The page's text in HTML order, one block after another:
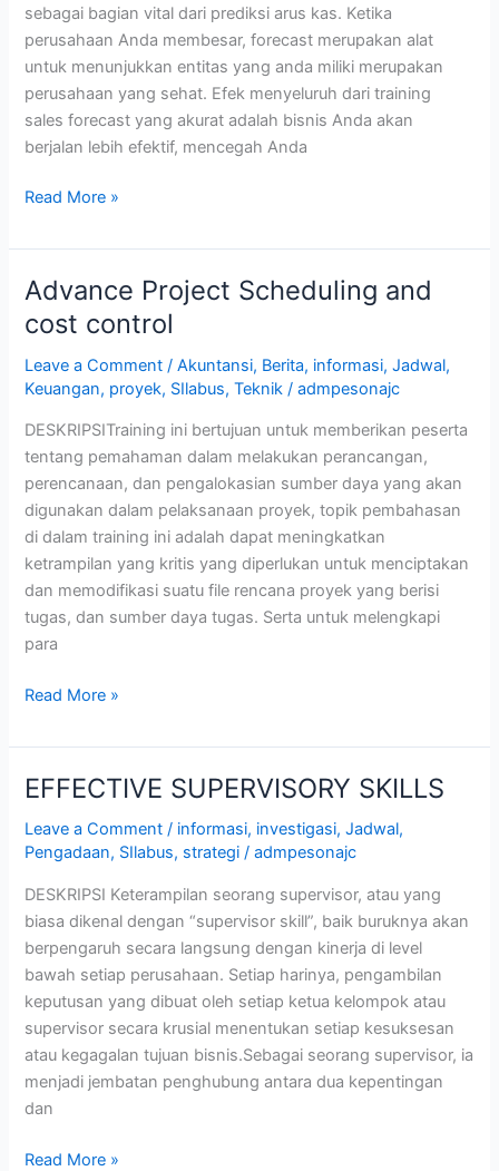
sebagai bagian vital dari prediksi arus kas. Ketika
perusahaan Anda membesar, forecast merupakan alat
untuk menunjukkan entitas yang anda miliki merupakan
perusahaan yang sehat. Efek menyeluruh dari training
sales forecast yang akurat adalah bisnis Anda akan
berjalan lebih efektif, mencegah Anda
Read More »
Advance Project Scheduling and
cost control
Leave a Comment /Akuntansi, Berita, informasi,Jadwal,
Keuangan, proyek, SIlabus,Teknik /admpesonajc
DESKRIPSITraining ini bertujuan untuk memberikan peserta
tentang pemahaman dalam melakukan perancangan,
perencanaan, dan pengalokasian sumber daya yang akan
digunakan dalam pelaksanaan proyek, topik pembahasan
di dalam training ini adalah dapat meningkatkan
ketrampilan yang kritis yang diperlukan untuk menciptakan
dan memodifikasi suatu file rencana proyek yang berisi
tugas, dan sumber daya tugas. Serta untuk melengkapi
para
Advance
Project
Scheduling
and
cost
control
Read More »
EFFECTIVE SUPERVISORY SKILLS
Leave a Comment / informasi, investigasi,Jadwal,
Pengadaan, SIlabus, strategi /admpesonajc
DESKRIPSI Keterampilan seorang supervisor, atau yang
biasa dikenal dengan “supervisor skill”, baik buruknya akan
berpengaruh secara langsung dengan kinerja di level
bawah setiap perusahaan. Setiap harinya, pengambilan
keputusan yang dibuat oleh setiap ketua kelompok atau
supervisor secara krusial menentukan setiap kesuksesan
atau kegagalan tujuan bisnis.Sebagai seorang supervisor, ia
menjadi jembatan penghubung antara dua kepentingan
dan
EFFECTIVE
SKILLS
Read More »